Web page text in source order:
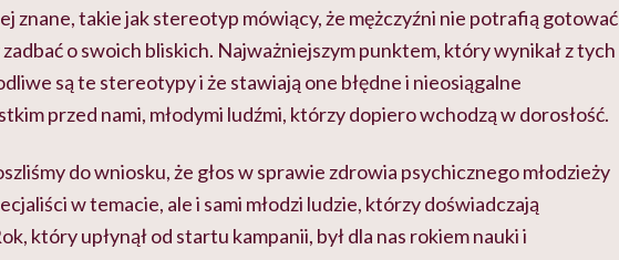
znane, takie jak stereotyp mówiący, że mężczyźni nie potrafią gotować
o swoich bliskich. Najważniejszym punktem, który wynikał z tych
są te stereotypy i że stawiają one błędne i nieosiągalne
przed nami, młodymi ludźmi, którzy dopiero wchodzą w dorosłość.
do wniosku, że głos w sprawie zdrowia psychicznego młodzieży
w temacie, ale i sami młodzi ludzie, którzy doświadczają
który upłynął od startu kampanii, był dla nas rokiem nauki i